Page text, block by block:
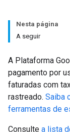
Nesta página
A seguir
A Plataforma
pagamento por
faturadas com
rastreado. Saiba
ferramentas de
Consulte a lista